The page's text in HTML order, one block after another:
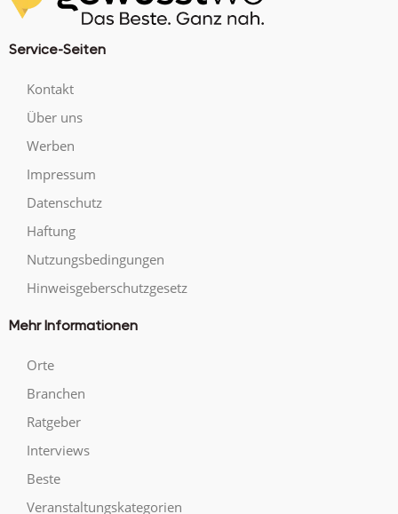
Service-Seiten
Kontakt
Über uns
Werben
Impressum
Datenschutz
Haftung
Nutzungsbedingungen
Hinweisgeberschutzgesetz
Mehr Informationen
Orte
Branchen
Ratgeber
Interviews
Beste
Veranstaltungskategorien